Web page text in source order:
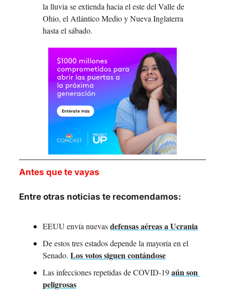
la lluvia se extienda hacia el este del Valle de
Ohio, el Atlántico Medio y Nueva Inglaterra
hasta el sábado.
Antes que te vayas
Entre otras noticias te recomendamos:
EEUU envía nuevas defensas aéreas a Ucrania
De estos tres estados depende la mayoría en el
Senado. Los votos siguen contándose
Las infecciones repetidas de COVID-19 aún son
peligrosas